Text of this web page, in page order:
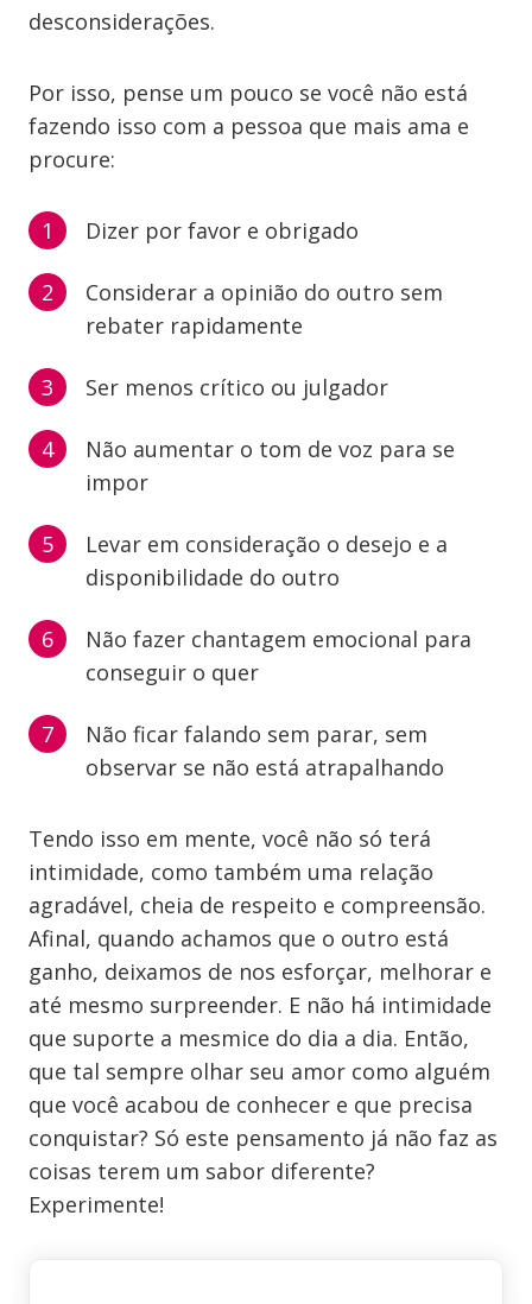
desconsiderações.
Por isso, pense um pouco se você não está
fazendo isso com a pessoa que mais ama e
procure:
Dizer por favor e obrigado
Considerar a opinião do outro sem
rebater rapidamente
Ser menos crítico ou julgador
Não aumentar o tom de voz para se
impor
Levar em consideração o desejo e a
disponibilidade do outro
Não fazer chantagem emocional para
conseguir o quer
Não ficar falando sem parar, sem
observar se não está atrapalhando
Tendo isso em mente, você não só terá
intimidade, como também uma relação
agradável, cheia de respeito e compreensão.
Afinal, quando achamos que o outro está
ganho, deixamos de nos esforçar, melhorar e
até mesmo surpreender. E não há intimidade
que suporte a mesmice do dia a dia. Então,
que tal sempre olhar seu amor como alguém
que você acabou de conhecer e que precisa
conquistar? Só este pensamento já não faz as
coisas terem um sabor diferente?
Experimente!